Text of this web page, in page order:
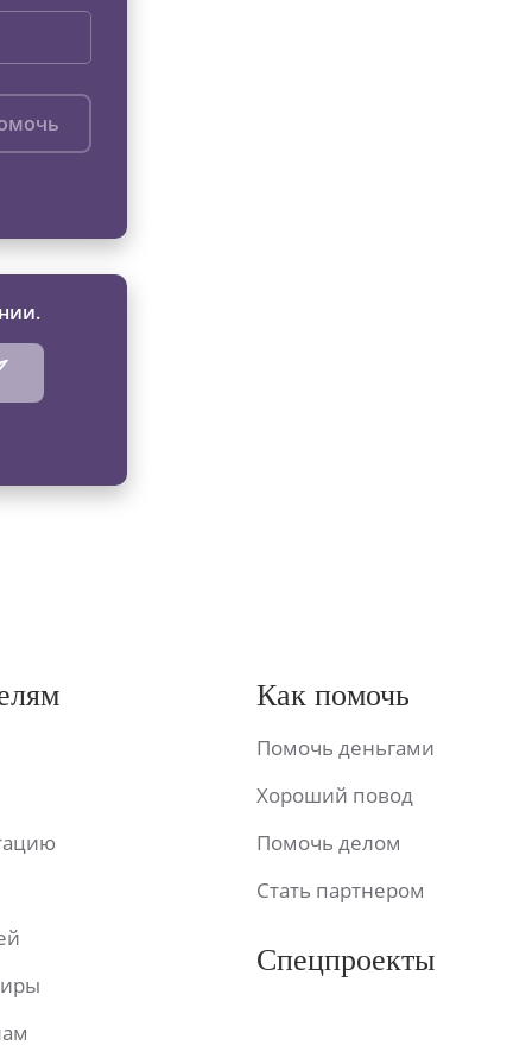
Как помочь
Помочь деньгами
Хороший повод
Помочь делом
Стать партнером
Спецпроекты